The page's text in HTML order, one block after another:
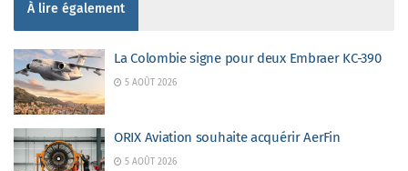
À lire également
La Colombie signe pour deux Embraer KC-390
5 AOÛT 2026
ORIX Aviation souhaite acquérir AerFin
5 AOÛT 2026